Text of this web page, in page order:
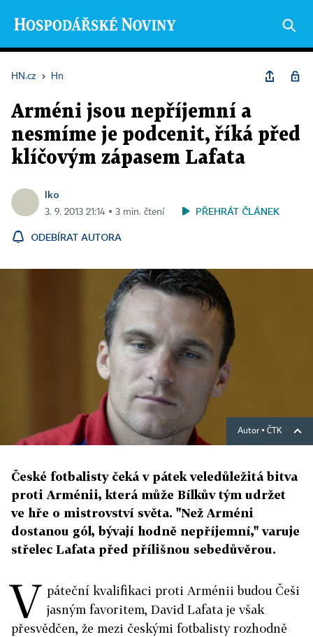
HN.cz › Hn
Arméni jsou nepříjemní a
nesmíme je podcenit, říká před
klíčovým zápasem Lafata
lko
3. 9. 2013 21:14 ▪ 3 min. čtení PŘEHRÁT ČLÁNEK
ODEBÍRAT AUTORA
Autor ▪ ČTK
České fotbalisty čeká v pátek veledůležitá bitva
proti Arménii, která může Bílkův tým udržet
ve hře o mistrovství světa. "Než Arméni
dostanou gól, bývají hodně nepříjemní," varuje
střelec Lafata před přílišnou sebedůvěrou.
V páteční kvalifikaci proti Arménii budou Češi
jasným favoritem, David Lafata je však
přesvědčen, že mezi českými fotbalisty rozhodně